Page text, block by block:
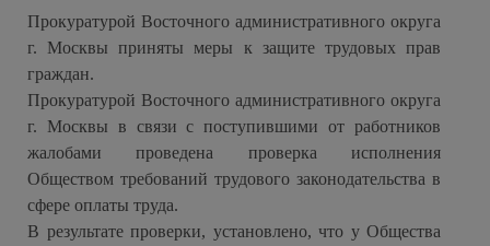
Прокуратурой Восточного административного округа
г. Москвы приняты меры к защите трудовых прав
граждан.
Прокуратурой Восточного административного округа
г. Москвы в связи с поступившими от работников
жалобами проведена проверка исполнения
Обществом требований трудового законодательства в
сфере оплаты труда.
В результате проверки, установлено, что у Общества